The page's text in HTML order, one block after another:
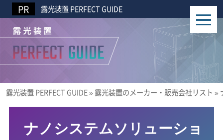
露光装置 PERFECT GUIDE
露光装置 PERFECT GUIDE» 露光装置のメーカー・販売会社リスト »
ナノシステムソリューショ